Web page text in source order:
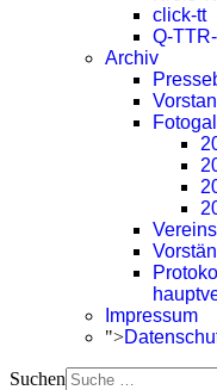
click-tt
Q-
Archiv
Impressum
">
Suchen